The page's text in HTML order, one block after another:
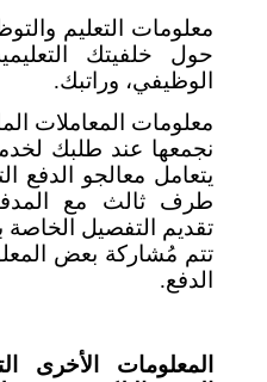
معلومات التعليم
حول خلفيتك
الوظيفي، وراتبك.
معلومات المعاملات
نجمعها عند طلبك
يتعامل معالجو الدفع
طرف ثالث مع
تقديم التفصيل
تتم مُشاركة بعض
الدفع.
المعلومات الأخرى